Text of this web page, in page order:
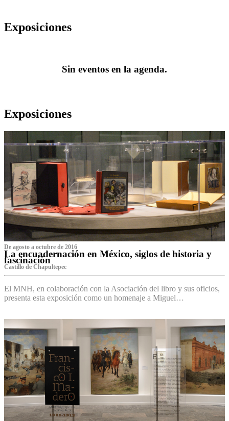
Exposiciones
Sin eventos en la agenda.
Exposiciones
De agosto a octubre de 2016
La encuadernación en México, siglos de historia y
fascinación
Castillo de Chapultepec
El MNH, en colaboración con la Asociación del libro y sus oficios,
presenta esta exposición como un homenaje a Miguel…